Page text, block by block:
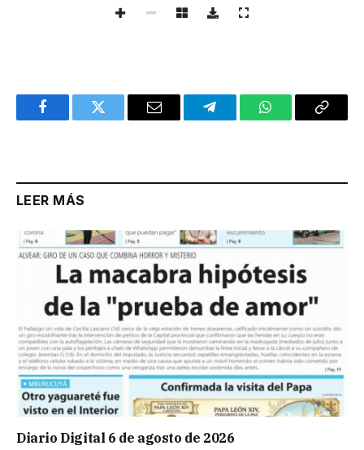
FacebookTwitter Email TelegramWhatsAppCopy
LEER MÁS
Diario Digital 6 de agosto de 2026